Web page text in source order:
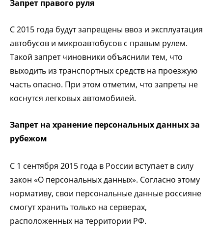
Запрет правого руля
С 2015 года будут запрещены ввоз и эксплуатация
автобусов и микроавтобусов с правым рулем.
Такой запрет чиновники объяснили тем, что
выходить из транспортных средств на проезжую
часть опасно. При этом отметим, что запреты не
коснутся легковых автомобилей.
Запрет на хранение персональных данных за
рубежом
С 1 сентября 2015 года в России вступает в силу
закон «О персональных данных». Согласно этому
нормативу, свои персональные данные россияне
смогут хранить только на серверах,
расположенных на территории РФ.